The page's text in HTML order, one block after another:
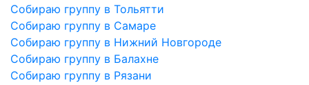
Собираю группу в Тольятти
Собираю группу в Самаре
Собираю группу в Нижний Новгороде
Собираю группу в Балахне
Собираю группу в Рязани